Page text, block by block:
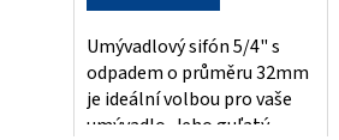
hviezdičiek.
Umývadlový sifón 5/4" s
odpadem o průměru 32mm
je ideální volbou pro vaše
umývadlo. Jeho guľatý